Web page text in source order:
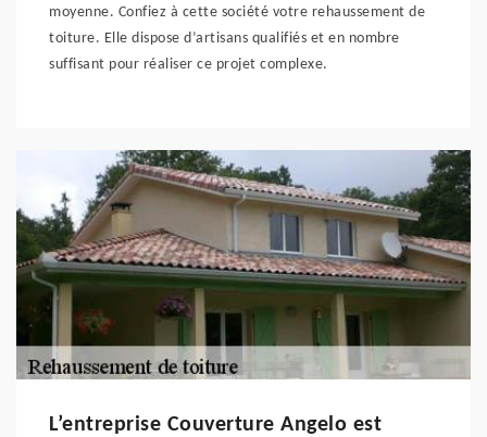
moyenne. Confiez à cette société votre rehaussement de
toiture. Elle dispose d’artisans qualifiés et en nombre
suffisant pour réaliser ce projet complexe.
L’entreprise Couverture Angelo est